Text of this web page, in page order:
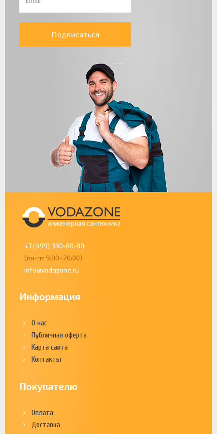
Подписаться
+7 (499) 380-80-80
(пн-пт 9:00–20:00)
info@vodazone.ru
Информация
О нас
Публичная оферта
Карта сайта
Контакты
Покупателю
Оплата
Доставка